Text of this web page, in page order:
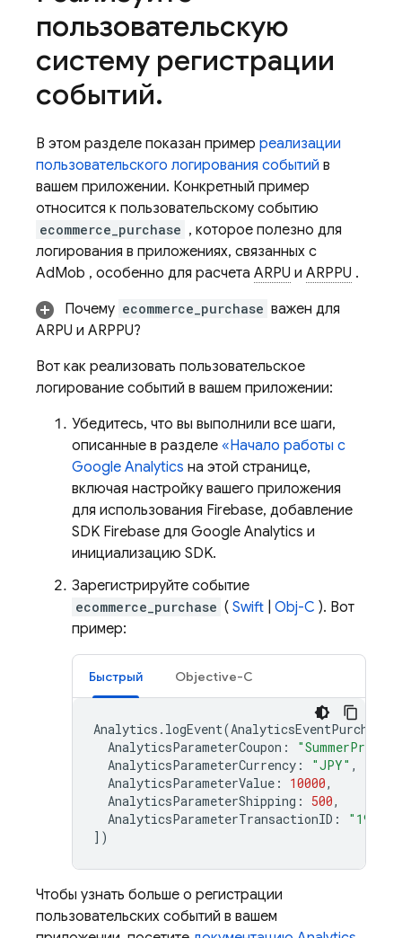
пользовательскую
систему регистрации
событий.
В этом разделе показан пример реализации
пользовательского логирования событий в
вашем приложении. Конкретный пример
относится к пользовательскому событию
ecommerce_purchase , которое полезно для
логирования в приложениях, связанных с
AdMob , особенно для расчета ARPU и ARPPU .
Почему ecommerce_purchase важен для
ARPU и ARPPU?
Вот как реализовать пользовательское
логирование событий в вашем приложении:
Убедитесь, что вы выполнили все шаги,
описанные в разделе «Начало работы с
Google Analytics на этой странице,
включая настройку вашего приложения
для использования Firebase, добавление
SDK Firebase для Google Analytics и
инициализацию SDK.
Зарегистрируйте событие
ecommerce_purchase ( Swift Obj-C ). Вот
пример:
Быстрый Objective-C
Analytics . logEvent(AnalyticsEventPurchase
AnalyticsParameterCoupon : "SummerPromo"
AnalyticsParameterCurrency : "JPY" ,
AnalyticsParameterValue : 10000,
AnalyticsParameterShipping : 500,
AnalyticsParameterTransactionID :
])
Чтобы узнать больше о регистрации
пользовательских событий в вашем